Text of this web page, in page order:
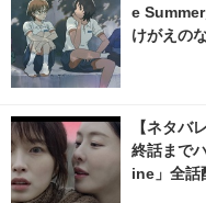
e
けがえの
【ネタバ
終話まで
ine」全話